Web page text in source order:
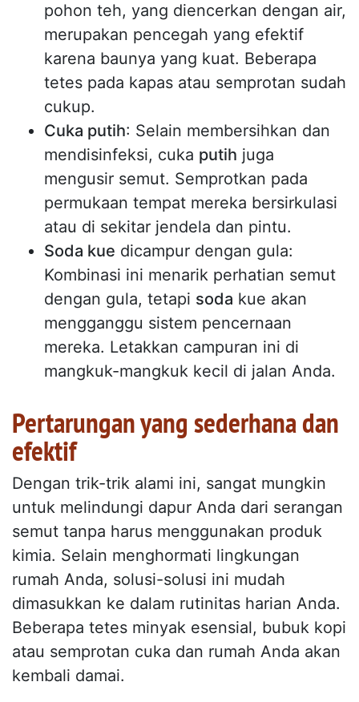
pohon teh, yang diencerkan dengan air,
merupakan pencegah yang efektif
karena baunya yang kuat. Beberapa
tetes pada kapas atau semprotan sudah
cukup.
Cuka putih: Selain membersihkan dan
mendisinfeksi, cuka putih juga
mengusir semut. Semprotkan pada
permukaan tempat mereka bersirkulasi
atau di sekitar jendela dan pintu.
Soda kue dicampur dengan gula:
Kombinasi ini menarik perhatian semut
dengan gula, tetapi soda kue akan
mengganggu sistem pencernaan
mereka. Letakkan campuran ini di
mangkuk-mangkuk kecil di jalan Anda.
Pertarungan yang sederhana dan
efektif
Dengan trik-trik alami ini, sangat mungkin
untuk melindungi dapur Anda dari serangan
semut tanpa harus menggunakan produk
kimia. Selain menghormati lingkungan
rumah Anda, solusi-solusi ini mudah
dimasukkan ke dalam rutinitas harian Anda.
Beberapa tetes minyak esensial, bubuk kopi
atau semprotan cuka dan rumah Anda akan
kembali damai.